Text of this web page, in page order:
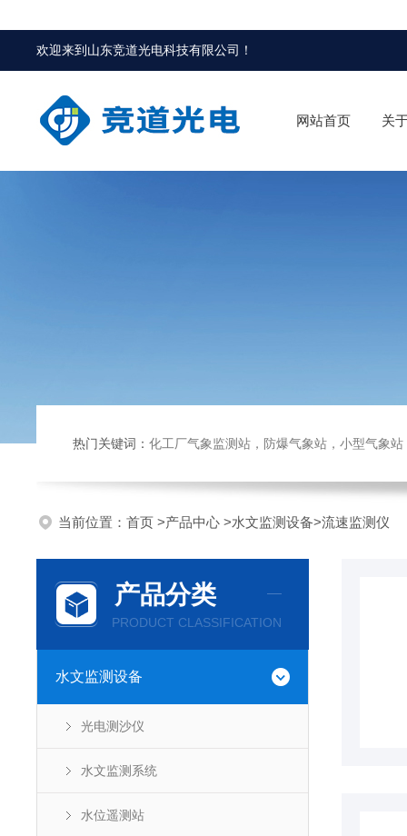
欢迎来到 山东竞道光电科技有限公司 ！
网站首页 关
热门关键词： 化工厂气象监测站，防爆气象站，小型气象站，化
当前位置： 首页 >产品中心 >水文监测设备>流速监测仪
产品分类
PRODUCT CLASSIFICATION
水文监测设备
光电测沙仪
水文监测系统
水位遥测站